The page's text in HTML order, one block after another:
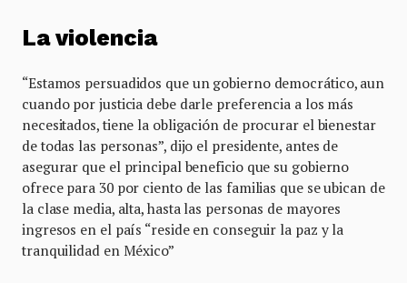
La violencia
“Estamos persuadidos que un gobierno democrático, aun
cuando por justicia debe darle preferencia a los más
necesitados, tiene la obligación de procurar el bienestar
de todas las personas”, dijo el presidente, antes de
asegurar que el principal beneficio que su gobierno
ofrece para 30 por ciento de las familias que se ubican de
la clase media, alta, hasta las personas de mayores
ingresos en el país “reside en conseguir la paz y la
tranquilidad en México”